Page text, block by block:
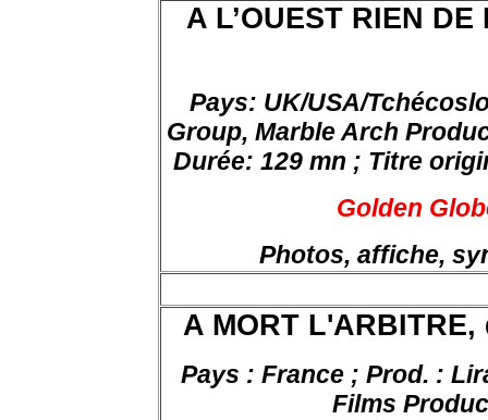
A L’OUEST RIEN
Pays: UK/USA/
Group, Marble Arch
Durée: 129 mn ; Titre
Golden
Photos, affiche,
A MORT L'ARBITRE,
Pays : France ; Prod. :
Films